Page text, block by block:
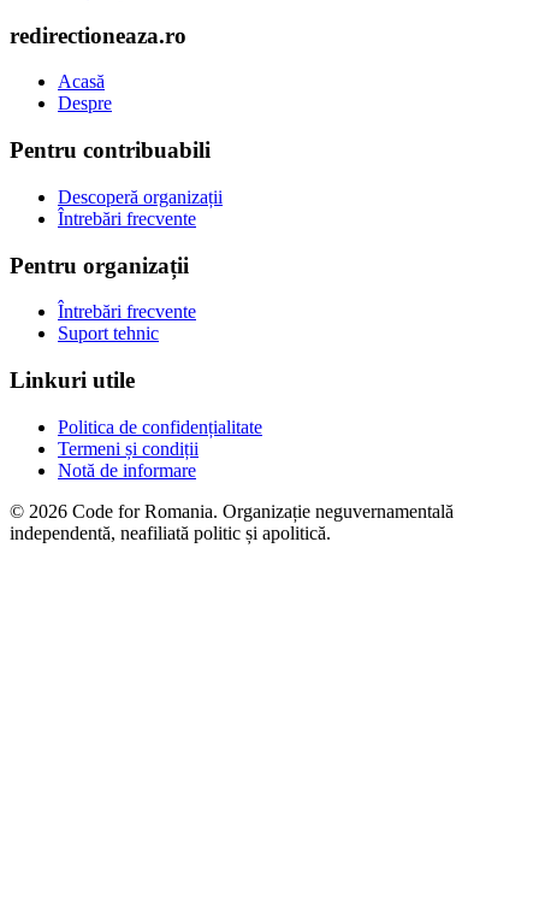
redirectioneaza.ro
Acasă
Despre
Pentru contribuabili
Descoperă organizații
Întrebări frecvente
Pentru organizații
Întrebări frecvente
Suport tehnic
Linkuri utile
Politica de confidențialitate
Termeni și condiții
Notă de informare
© 2026 Code for Romania. Organizație neguvernamentală
independentă, neafiliată politic și apolitică.